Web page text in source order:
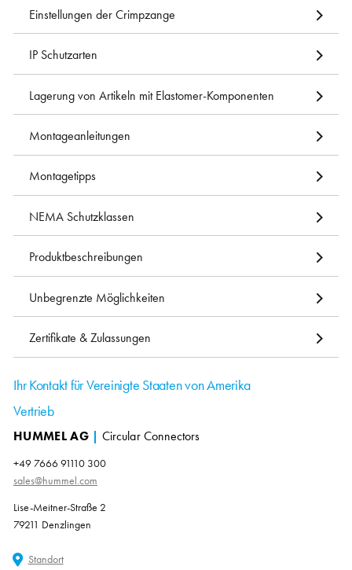
Einstellungen der Crimpzange
IP Schutzarten
Lagerung von Artikeln mit Elastomer-Komponenten
Montageanleitungen
Montagetipps
NEMA Schutzklassen
Produktbeschreibungen
Unbegrenzte Möglichkeiten
Zertifikate & Zulassungen
Ihr Kontakt für Vereinigte Staaten von Amerika
Vertrieb
HUMMEL AG | Circular Connectors
+49 7666 91110 300
sales@hummel.com
Lise-Meitner-Straße 2
79211 Denzlingen
Standort